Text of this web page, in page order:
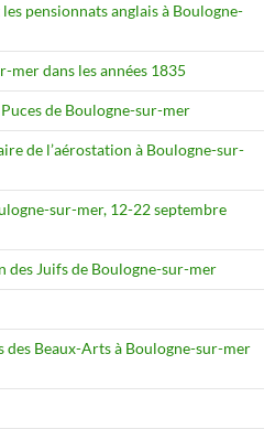
pensionnats anglais à Boulogne-
mer dans les années 1835
de Boulogne-sur-mer
de l’aérostation à Boulogne-sur-
sur-mer, 12-22 septembre
des Juifs de Boulogne-sur-mer
des Beaux-Arts à Boulogne-sur-mer